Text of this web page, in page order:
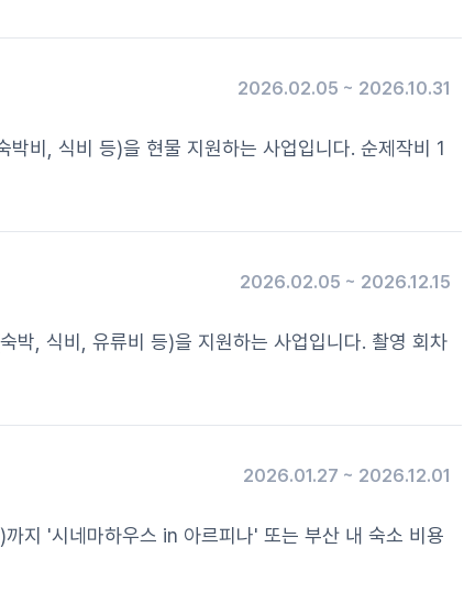
2026.02.05 ~ 2026.10.31
등)을 현물 지원하는 사업입니다. 순제작비 1
2026.02.05 ~ 2026.12.15
, 유류비 등)을 지원하는 사업입니다. 촬영 회차
2026.01.27 ~ 2026.12.01
지 '시네마하우스 in 아르피나' 또는 부산 내 숙소 비용